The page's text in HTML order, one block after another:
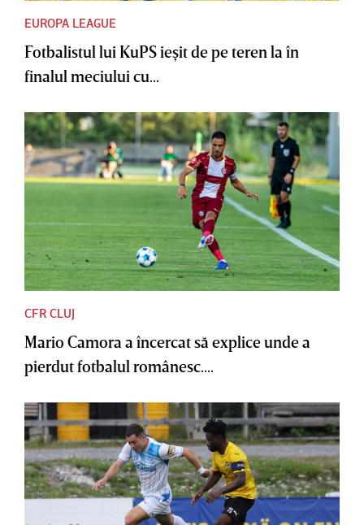
EUROPA LEAGUE
Fotbalistul lui KuPS ieşit de pe teren la în
finalul meciului cu...
CFR CLUJ
Mario Camora a încercat să explice unde a
pierdut fotbalul românesc....